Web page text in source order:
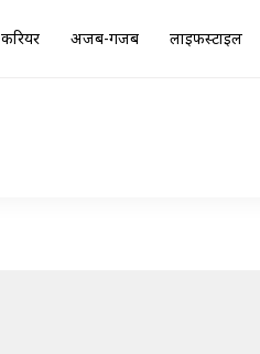
करियर अजब-गजब लाइफस्टाइल